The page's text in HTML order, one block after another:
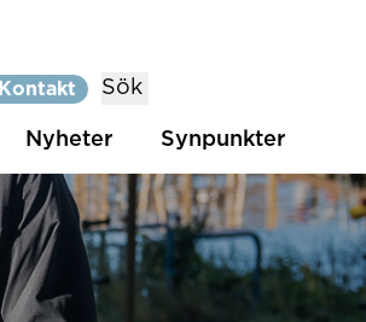
Kontakt Sök
Nyheter Synpunkter